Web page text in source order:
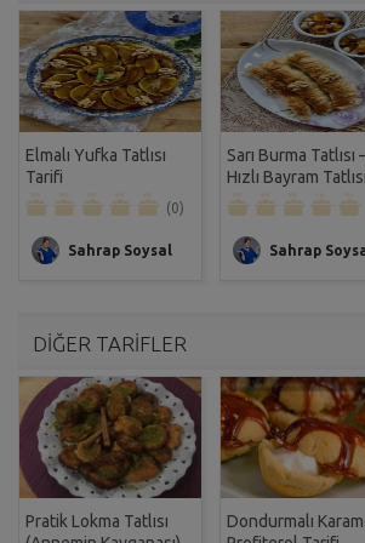
Elmalı Yufka Tatlısı
Tarifi
(0)
Sahrap Soysal
Sarı Burma Tatlısı
Hızlı Bayram Tatlısı
Tarifi
Sahrap
DİĞER TARİFLER
Pratik Lokma Tatlısı
Dondurmalı